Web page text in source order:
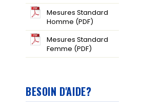
Mesures Standard
Homme (PDF)
Mesures Standard
Femme (PDF)
BESOIN D'AIDE?